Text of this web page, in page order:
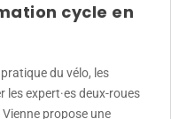
cycle en
du vélo, les
expert·es deux-roues
Vienne propose une